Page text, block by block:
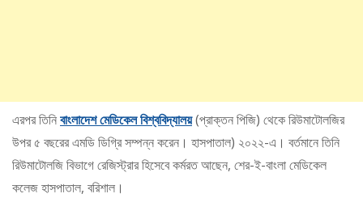
এরপর তিনিবাংলাদেশ মেডিকেল বিশ্ববিদ্যালয়(প্রাক্তন পিজি) থেকে রিউমাটোলজির
উপর ৫ বছরের এমডি ডিগ্রি সম্পন্ন করেন। হাসপাতাল) ২০২২-এ। বর্তমানে তিনি
রিউমাটোলজি বিভাগে রেজিস্ট্রার হিসেবে কর্মরত আছেন, শের-ই-বাংলা মেডিকেল
কলেজ হাসপাতাল, বরিশাল।